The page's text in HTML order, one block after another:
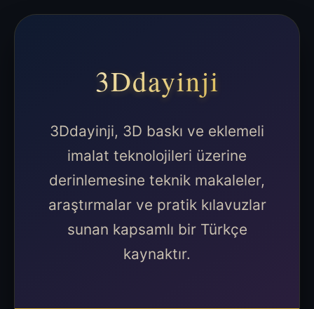
3Ddayinji
3Ddayinji, 3D baskı ve eklemeli
imalat teknolojileri üzerine
derinlemesine teknik makaleler,
araştırmalar ve pratik kılavuzlar
sunan kapsamlı bir Türkçe
kaynaktır.